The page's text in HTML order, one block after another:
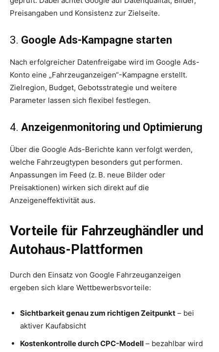
Preisangaben und Konsistenz zur Zielseite.
3. Google Ads-Kampagne starten
Nach erfolgreicher Datenfreigabe wird im Google Ads-
Konto eine „Fahrzeuganzeigen“-Kampagne erstellt.
Zielregion, Budget, Gebotsstrategie und weitere
Parameter lassen sich flexibel festlegen.
4. Anzeigenmonitoring und Optimierung
Über die Google Ads-Berichte kann verfolgt werden,
welche Fahrzeugtypen besonders gut performen.
Anpassungen im Feed (z. B. neue Bilder oder
Preisaktionen) wirken sich direkt auf die
Anzeigeneffektivität aus.
Vorteile für Fahrzeughändler und
Autohaus-Plattformen
Durch den Einsatz von Google Fahrzeuganzeigen
ergeben sich klare Wettbewerbsvorteile:
Sichtbarkeit genau zum richtigen Zeitpunkt – bei
aktiver Kaufabsicht
Kostenkontrolle durch CPC-Modell – bezahlbar wird